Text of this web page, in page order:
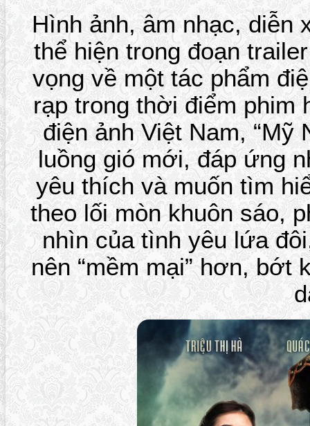
Hình ảnh, âm nhạc, diễn
thể hiện trong đoạn
vọng về một tác phẩm
rạp trong thời điểm phim
điện ảnh Việt Nam, “Mỹ
luồng gió mới, đáp ứng
yêu thích và muốn tìm
theo lối mòn khuôn sáo,
nhìn của tình yêu lứa
nên “mềm mại” hơn, bớt